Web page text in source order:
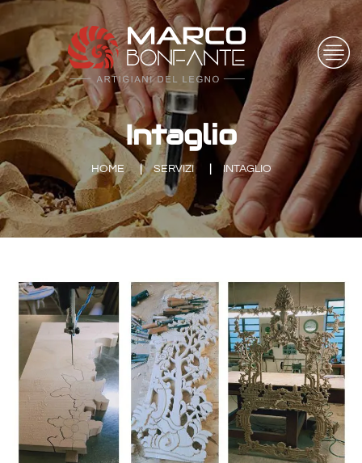
Intaglio
HOME SERVIZI INTAGLIO